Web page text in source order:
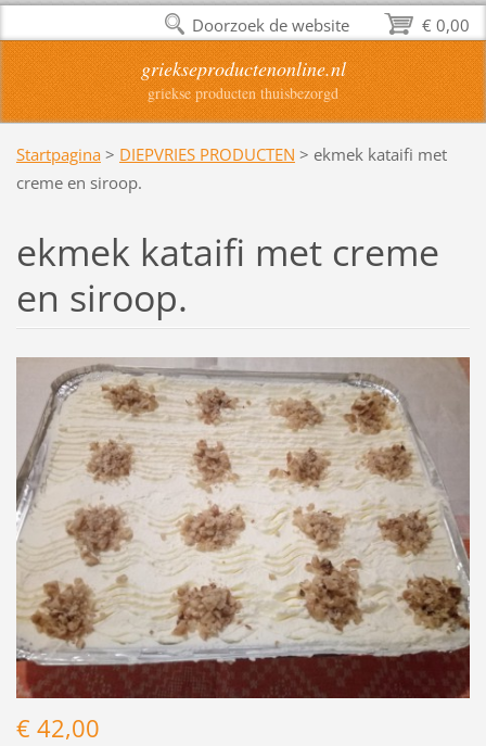
griekseproductenonline.nl
griekse producten thuisbezorgd
Startpagina > DIEPVRIES PRODUCTEN > ekmek kataifi met
creme en siroop.
ekmek kataifi met creme
en siroop.
€ 42,00
€ 0,00
Doorzoek de website